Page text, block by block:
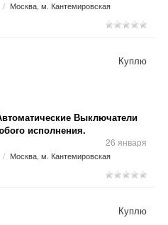
/ Москва, м. Кантемировская
Выключатели
исполнения.
26 января
/ Москва, м. Кантемировская
Куплю
Куплю